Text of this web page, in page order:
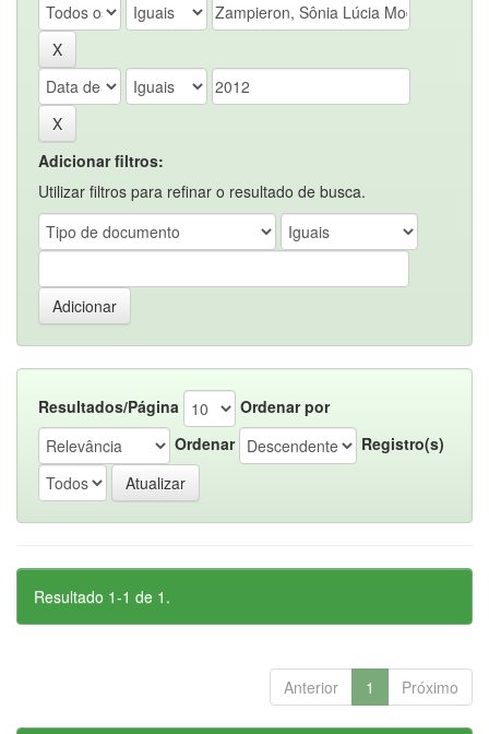
Adicionar filtros:
Utilizar filtros para refinar o resultado de busca.
Resultados/Página
Ordenar por
Ordenar
Registro(s)
Resultado 1-1 de 1.
Anterior 1 Próximo